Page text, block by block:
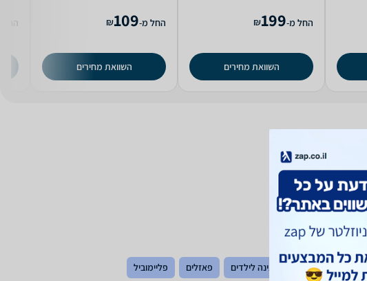
החל מ-199
₪
השוואת מחירים
החל מ-109
₪
השוואת מחירים
החל
כלי רכב ממונעים כלי נגינה לילדים פאזלים פליימוביל